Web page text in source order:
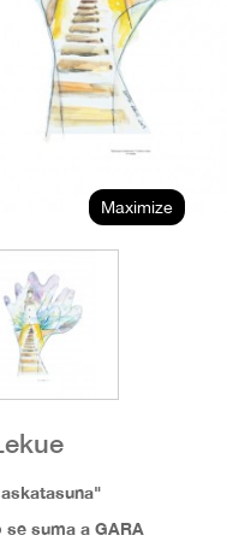
Maximize
se suma a GARA